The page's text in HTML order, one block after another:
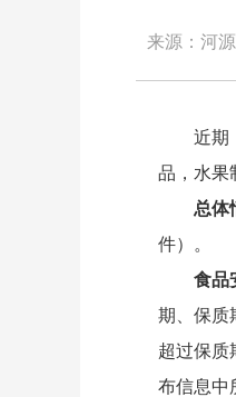
来源：河
近期，
品，水果
总体
件）。
食品
期、保质
超过保质
布信息中